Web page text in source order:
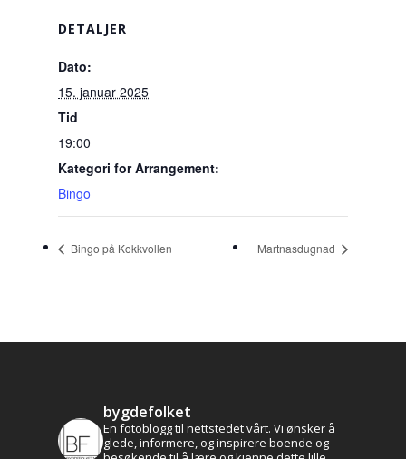
DETALJER
Dato:
15. januar 2025
Tid
19:00
Kategori for Arrangement:
Bingo
Bingo på Kokkvollen Martnasdugnad
bygdefolket
En fotoblogg til nettstedet vårt. Vi ønsker å
glede, informere, og inspirere boende og